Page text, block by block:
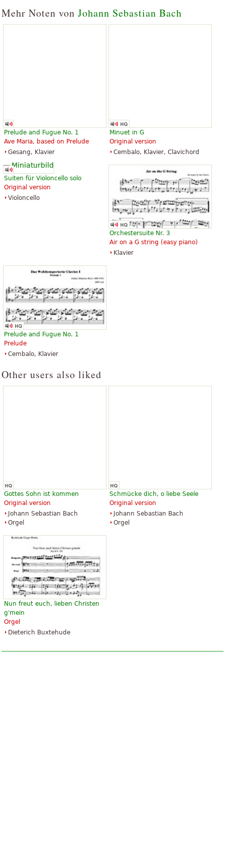
Mehr Noten von Johann Sebastian Bach
Minuet in G
Original version
Cembalo, Klavier, Clavichord
Suiten für Violoncello solo
Original version
Violoncello
Orchestersuite Nr. 3
Air on a G string (easy piano)
Klavier
Prelude and Fugue No. 1
Prelude
Cembalo, Klavier
Other users also liked
Gottes Sohn ist kommen
Original version
Johann Sebastian Bach
Orgel
Schmücke dich, o liebe Seele
Original version
Johann Sebastian Bach
Orgel
Nun freut euch, lieben Christen
g'mein
Orgel
Dieterich Buxtehude